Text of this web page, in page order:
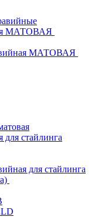
МАТОВАЯ
МАТОВАЯ
для стайлинга
для стайлинга